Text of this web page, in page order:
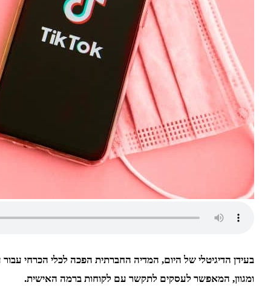
בעידן הדיגיטלי של היום, המדיה החברתית הפכה לכלי הכרחי
ומגוון, המאפשר לעסקים לתקשר עם לקוחות ברמה האישית.